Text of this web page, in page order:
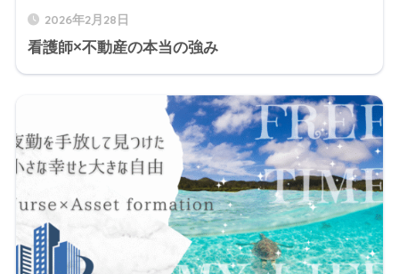
2026年2月28日
看護師×不動産の本当の強み